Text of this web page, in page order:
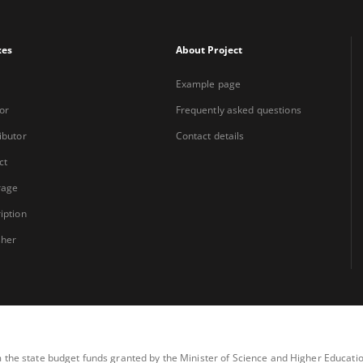
About Project
Example page
Frequently asked questions
Contact details
state budget funds granted by the Minister of Science and Higher